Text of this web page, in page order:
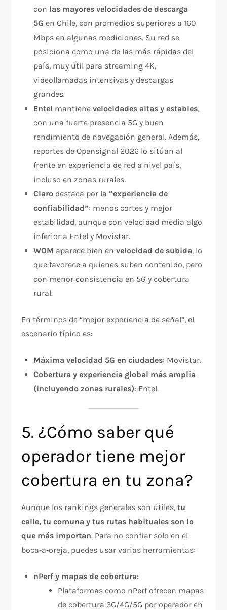
con las mayores velocidades de descarga
5G en Chile, con promedios superiores a 160
Mbps en algunas mediciones. Su red se
posiciona como una de las más rápidas del
país, muy útil para streaming 4K,
videollamadas intensivas y descargas
grandes.
Entel mantienevelocidades altas y estables,
con una fuerte presencia 5G y buen
rendimiento de navegación general. Además,
reportes de Opensignal 2026 lo sitúan al
frente en experiencia de red a nivel país,
incluso en zonas rurales.
Claro destaca por la“experiencia de
confiabilidad”: menos cortes y mejor
estabilidad, aunque con velocidad media algo
inferior a Entel y Movistar.
WOM aparece bien envelocidad de subida, lo
que favorece a quienes suben contenido, pero
con menor consistencia en 5G y cobertura
rural.
En términos de “mejor experiencia de señal”, el
escenario típico es:
Máxima velocidad 5G en ciudades: Movistar.
Cobertura y experiencia global más amplia
(incluyendo zonas rurales): Entel.
5. ¿Cómo saber qué
operador tiene mejor
cobertura en tu zona?
Aunque los rankings generales son útiles,tu
calle, tu comuna y tus rutas habituales son lo
que más importan. Para no confiar solo en el
boca‑a‑oreja, puedes usar varias herramientas:
nPerf y mapas de cobertura:
Plataformas como nPerf ofrecen mapas
de cobertura 3G/4G/5G por operador en